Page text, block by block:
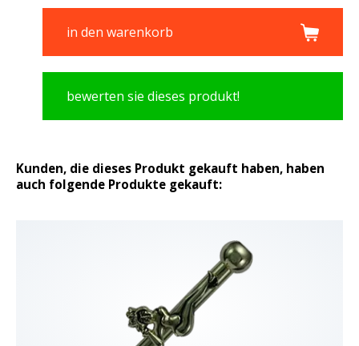
in den warenkorb
bewerten sie dieses produkt!
Kunden, die dieses Produkt gekauft haben, haben
auch folgende Produkte gekauft: